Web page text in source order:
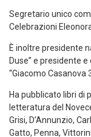
Segretario unico
Celebrazioni
È inoltre presidente
Duse” e presidente
“Giacomo Casanova
Ha pubblicato libri di
letteratura del
Grisi, D’Annunzio,
Gatto, Penna,